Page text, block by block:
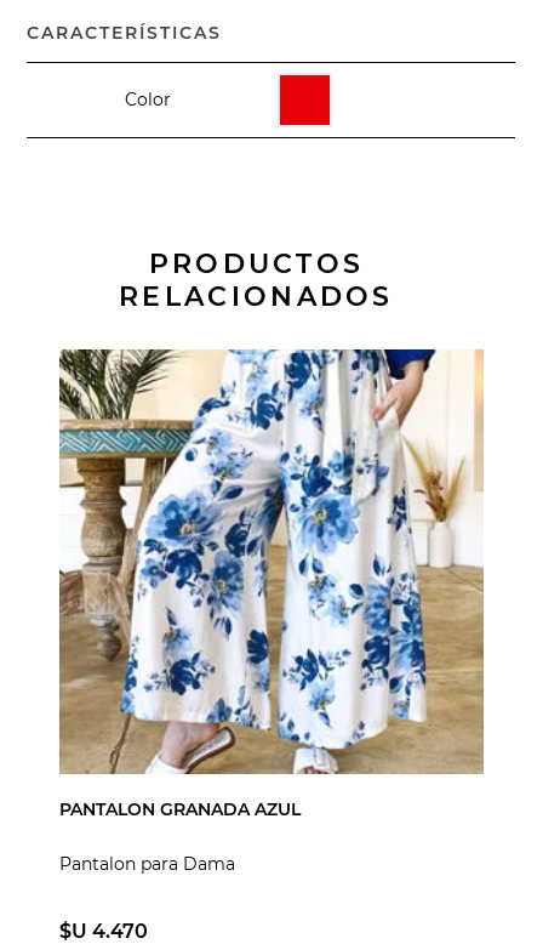
CARACTERÍSTICAS
Color
PRODUCTOS
RELACIONADOS
PANTALON GRANADA AZUL
Pantalon para Dama
$U 4.470